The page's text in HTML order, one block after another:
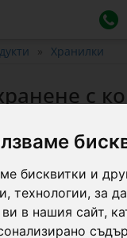
бисквитки и
технологии, за
в нашия сайт,
Хранилки
с
13